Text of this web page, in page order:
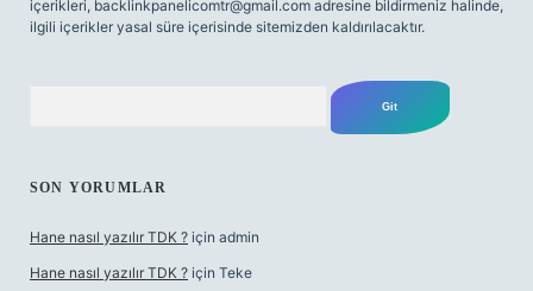
içerikleri, backlinkpanelicomtr@gmail.com adresine bildirmeniz halinde,
ilgili içerikler yasal süre içerisinde sitemizden kaldırılacaktır.
SON YORUMLAR
Hane nasıl yazılır TDK ? için admin
Hane nasıl yazılır TDK ? için Teke